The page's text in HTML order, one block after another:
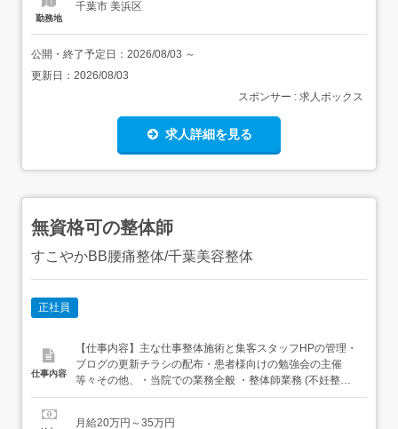
勤務地
千葉市 美浜区
公開・終了予定日： 2026/08/03 ～
更新日： 2026/08/03
スポンサー : 求人ボックス
求人詳細を見る
無資格可の整体師
すこやかBB腰痛整体/千葉美容整体
正社員
仕事内容
【仕事内容】主な仕事整体施術と集客スタッフHPの管理・
ブログの更新チラシの配布・患者様向けの勉強会の主催
等々その他、・当院での業務全般 ・整体師業務 (不妊整
体・アトピー整体・産後の骨盤矯正以外)(腰痛・肩こり・
月給20万円～35万円